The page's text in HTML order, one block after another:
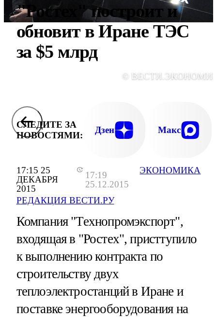
17:15 25
ДЕКАБРЯ
2015
17:19
25.12.2015
РЕДАКЦИЯ ВЕСТИ.РУ
ЭКОНОМИКА
"Ростех" построит и
обновит в Иране ТЭС
за $5 млрд
©
СЛЕДИТЕ ЗА
НОВОСТЯМИ:
Дзен Макс
Компания "Технопромэкспорт",
входящая в "Ростех", присттупило
к выполнению контракта по
строительству двух
теплоэлектростанций в Иране и
поставке энергооборудования на